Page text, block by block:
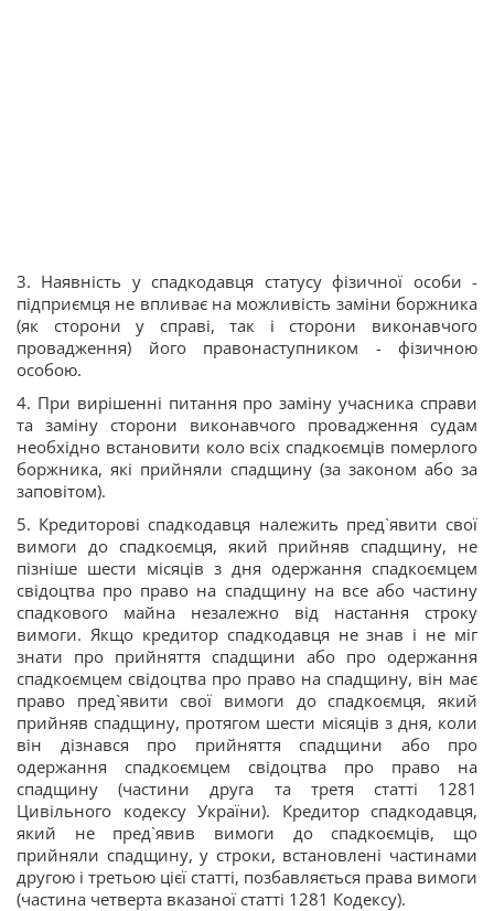
3. Наявність у спадкодавця статусу фізичної особи -
підприємця не впливає на можливість заміни боржника
(як сторони у справі, так і сторони виконавчого
провадження) його правонаступником - фізичною
особою.
4. При вирішенні питання про заміну учасника справи
та заміну сторони виконавчого провадження судам
необхідно встановити коло всіх спадкоємців померлого
боржника, які прийняли спадщину (за законом або за
заповітом).
5. Кредиторові спадкодавця належить пред`явити свої
вимоги до спадкоємця, який прийняв спадщину, не
пізніше шести місяців з дня одержання спадкоємцем
свідоцтва про право на спадщину на все або частину
спадкового майна незалежно від настання строку
вимоги. Якщо кредитор спадкодавця не знав і не міг
знати про прийняття спадщини або про одержання
спадкоємцем свідоцтва про право на спадщину, він має
право пред`явити свої вимоги до спадкоємця, який
прийняв спадщину, протягом шести місяців з дня, коли
він дізнався про прийняття спадщини або про
одержання спадкоємцем свідоцтва про право на
спадщину (частини друга та третя статті 1281
Цивільного кодексу України). Кредитор спадкодавця,
який не пред`явив вимоги до спадкоємців, що
прийняли спадщину, у строки, встановлені частинами
другою і третьою цієї статті, позбавляється права вимоги
(частина четверта вказаної статті 1281 Кодексу).